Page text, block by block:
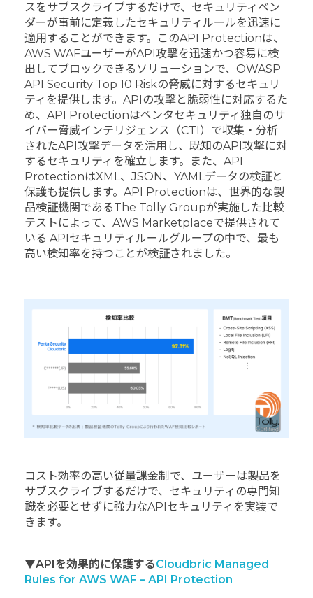
スをサブスクライブするだけで、セキュリティベン
ダーが事前に定義したセキュリティルールを迅速に
適用することができます。このAPI Protectionは、
AWS WAFユーザーがAPI攻撃を迅速かつ容易に検
出してブロックできるソリューションで、OWASP
API Security Top 10 Riskの脅威に対するセキュリ
ティを提供します。APIの攻撃と脆弱性に対応するた
め、API Protectionはペンタセキュリティ独自のサ
イバー脅威インテリジェンス（CTI）で収集・分析
されたAPI攻撃データを活用し、既知のAPI攻撃に対
するセキュリティを確立します。また、API
ProtectionはXML、JSON、YAMLデータの検証と
保護も提供します。API Protectionは、世界的な製
品検証機関であるThe Tolly Groupが実施した比較
テストによって、AWS Marketplaceで提供されて
いる APIセキュリティルールグループの中で、最も
高い検知率を持つことが検証されました。
コスト効率の高い従量課金制で、ユーザーは製品を
サブスクライブするだけで、セキュリティの専門知
識を必要とせずに強力なAPIセキュリティを実装で
きます。
▼APIを効果的に保護するCloudbric Managed
Rules for AWS WAF – API Protection